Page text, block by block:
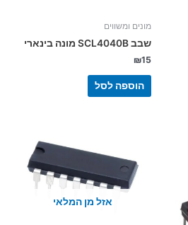
מונים ומשווים
שבב SCL4040B מונה בינארי
₪15
הוספה לסל
אזל מן המלאי